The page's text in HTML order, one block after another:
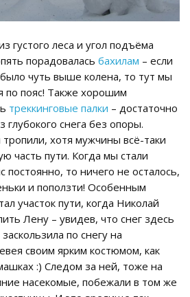
густого леса и угол подъёма
порадовалась бахилам – если
чуть выше колена, то тут мы
по пояс! Также хорошим
треккинговые палки – достаточно
глубокого снега без опоры.
хотя мужчины всё-таки
часть пути. Когда мы стали
постоянно, то ничего не осталось,
и поползти! Особенным
участок пути, когда Николай
Лену – увидев, что снег здесь
по снегу на
своим ярким костюмом, как
:) Следом за ней, тоже на
насекомые, побежали в том же